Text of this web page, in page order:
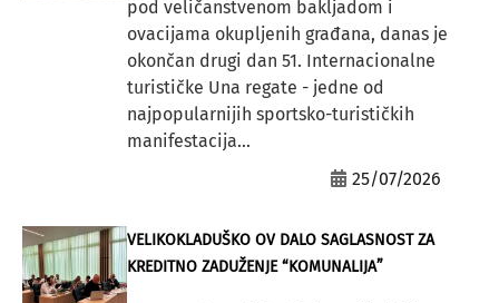
pod veličanstvenom bakljadom i
ovacijama okupljenih građana, danas je
okončan drugi dan 51. Internacionalne
turističke Una regate - jedne od
najpopularnijih sportsko-turističkih
manifestacija...
25/07/2026
VELIKOKLADUŠKO OV DALO SAGLASNOST ZA
KREDITNO ZADUŽENJE “KOMUNALIJA”